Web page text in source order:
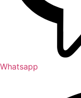
Whatsapp